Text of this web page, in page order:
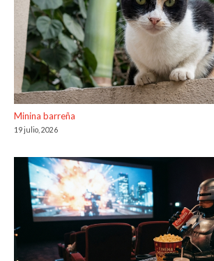
Minina barreña
19 julio, 2026